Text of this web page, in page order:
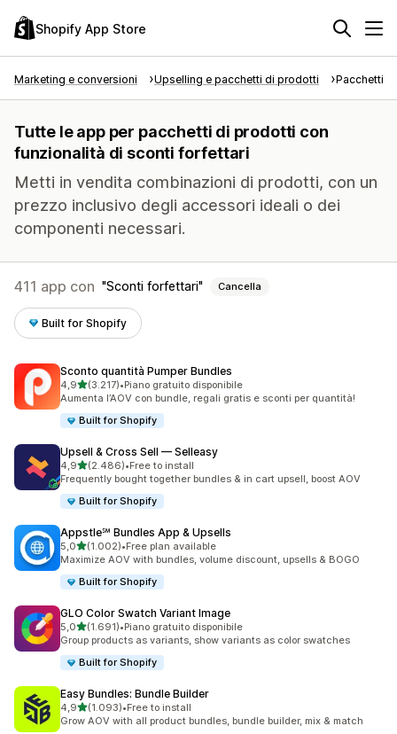
Shopify App Store
Marketing e conversioni Upselling e pacchetti di prodotti Pacchetti
Tutte le app per pacchetti di prodotti con
funzionalità di sconti forfettari
Metti in vendita combinazioni di prodotti, con un
prezzo inclusivo degli accessori ideali o dei
componenti necessari.
411 app con Sconti forfettari Cancella
Built for Shopify
Sconto quantità Pumper Bundles
4,9stelle su 5
(3.217)
3217 recensioni totali
•Piano gratuito disponibile
Aumenta l’AOV con bundle, regali gratis e sconti per quantità!
Built for Shopify
Upsell & Cross Sell — Selleasy
4,9stelle su 5
(2.486)
2486 recensioni totali
•Free to install
Frequently bought together bundles & in cart upsell, boost AOV
Built for Shopify
Appstle℠ Bundles App & Upsells
5,0stelle su 5
(1.002)
1002 recensioni totali
•Free plan available
Maximize AOV with bundles, volume discount, upsells & BOGO
Built for Shopify
GLO Color Swatch Variant Image
5,0stelle su 5
(1.691)
1691 recensioni totali
•Piano gratuito disponibile
Group products as variants, show variants as color swatches
Built for Shopify
Easy Bundles: Bundle Builder
4,9stelle su 5
(1.093)
1093 recensioni totali
•Free to install
Grow AOV with all product bundles, bundle builder, mix & match